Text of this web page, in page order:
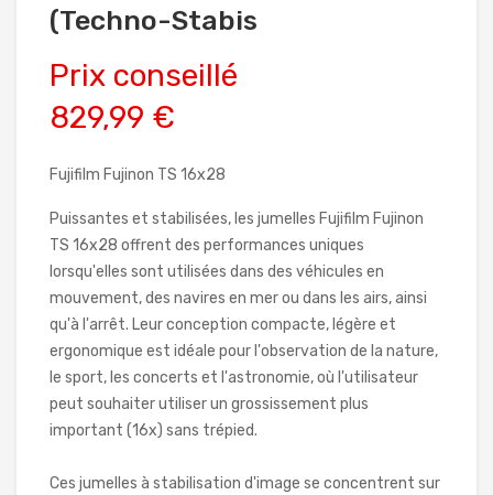
(Techno-Stabis
Prix conseillé
829,99 €
Fujifilm Fujinon TS 16x28
Puissantes et stabilisées, les jumelles Fujifilm Fujinon
TS 16x28 offrent des performances uniques
lorsqu'elles sont utilisées dans des véhicules en
mouvement, des navires en mer ou dans les airs, ainsi
qu'à l'arrêt. Leur conception compacte, légère et
ergonomique est idéale pour l'observation de la nature,
le sport, les concerts et l'astronomie, où l'utilisateur
peut souhaiter utiliser un grossissement plus
important (16x) sans trépied.
Ces jumelles à stabilisation d'image se concentrent sur